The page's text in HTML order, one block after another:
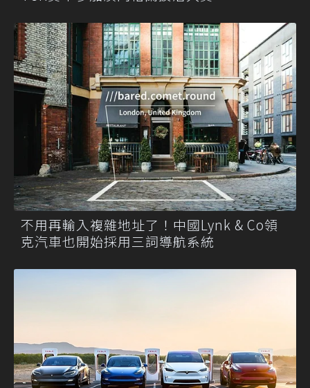
不用再輸入複雜地址了！中國Lynk & Co領
克汽車也開始採用三詞導航系統